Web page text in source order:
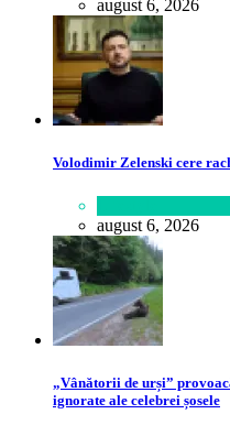
august 6, 2026
Volodimir Zelenski cere
august 6, 2026
„Vânătorii de urși”
ignorate ale celebrei șosele